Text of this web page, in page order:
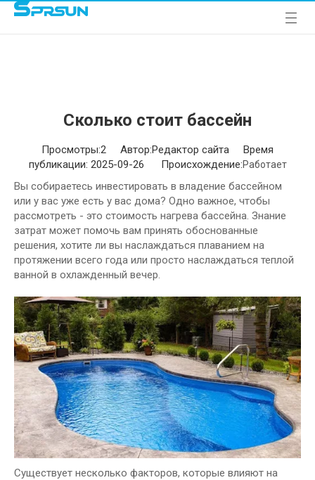
Сколько стоит бассейн
Просмотры:2 Автор:Pедактор сайта Время
публикации: 2025-09-26 Происхождение:Работает
Вы собираетесь инвестировать в владение бассейном
или у вас уже есть у вас дома? Одно важное, чтобы
рассмотреть - это стоимость нагрева бассейна. Знание
затрат может помочь вам принять обоснованные
решения, хотите ли вы наслаждаться плаванием на
протяжении всего года или просто наслаждаться теплой
ванной в охлажденный вечер.
Существует несколько факторов, которые влияют на